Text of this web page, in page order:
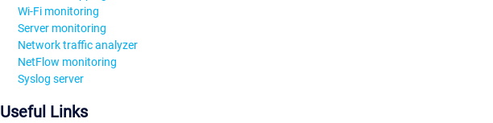
Wi-Fi monitoring
Server monitoring
Network traffic analyzer
NetFlow monitoring
Syslog server
Useful Links